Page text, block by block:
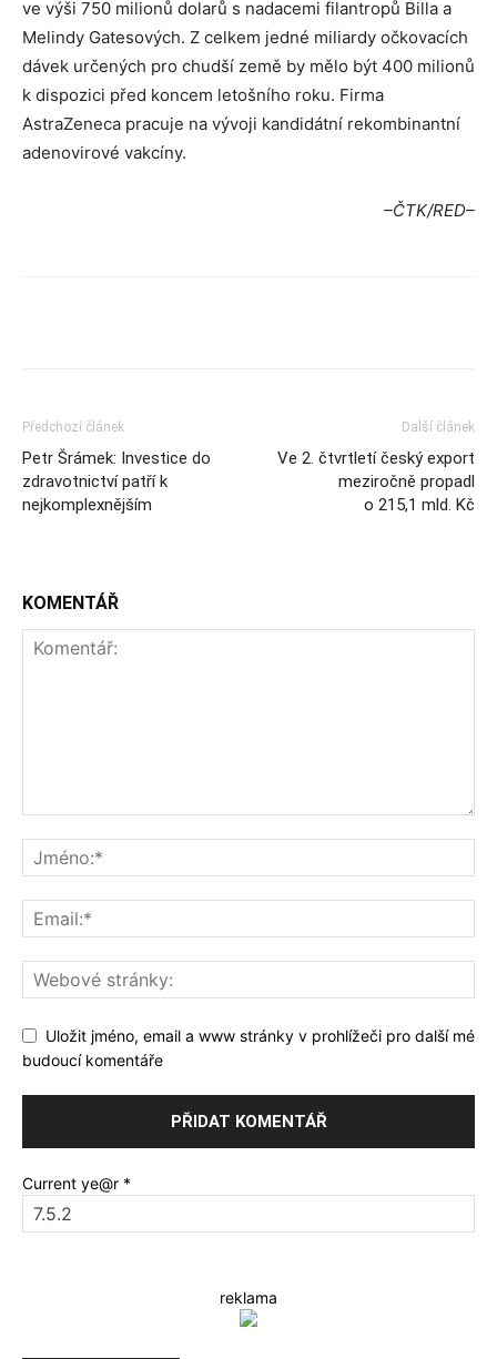
ve výši 750 milionů dolarů s nadacemi filantropů Billa a
Melindy Gatesových. Z celkem jedné miliardy očkovacích
dávek určených pro chudší země by mělo být 400 milionů
k dispozici před koncem letošního roku. Firma
AstraZeneca pracuje na vývoji kandidátní rekombinantní
adenovirové vakcíny.
–ČTK/RED–
Předchozí článek
Petr Šrámek: Investice do
zdravotnictví patří k
nejkomplexnějším
Další článek
Ve 2. čtvrtletí český export
meziročně propadl
o 215,1 mld. Kč
KOMENTÁŘ
Uložit jméno, email a www stránky v prohlížeči pro další mé
budoucí komentáře
Current ye@r *
reklama